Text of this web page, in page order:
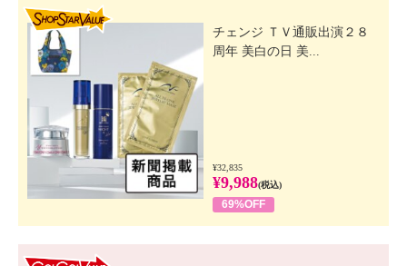
チェンジ ＴＶ通販出演２８
周年 美白の日 美...
¥32,835
¥9,988(税込)
69%OFF